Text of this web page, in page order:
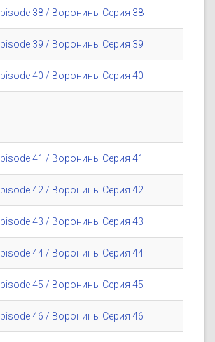
38 / Воронины Серия 38
39 / Воронины Серия 39
40 / Воронины Серия 40
41 / Воронины Серия 41
42 / Воронины Серия 42
43 / Воронины Серия 43
44 / Воронины Серия 44
45 / Воронины Серия 45
46 / Воронины Серия 46